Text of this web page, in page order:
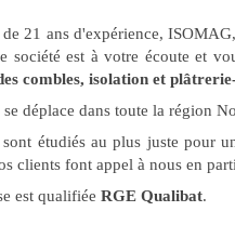
de 21 ans d'expérience,
société est à votre écoute et
combles, isolation et
se déplace dans toute la région
étudiés au plus juste pour
clients font appel à nous en
est qualifiée RGE Qualibat.